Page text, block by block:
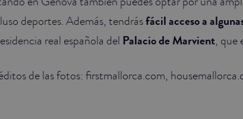
deportes. Además, tendrásfácil acceso a
real española del Palacio de Marvient, que
de las fotos: firstmallorca.com,